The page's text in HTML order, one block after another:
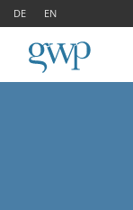
DE EN